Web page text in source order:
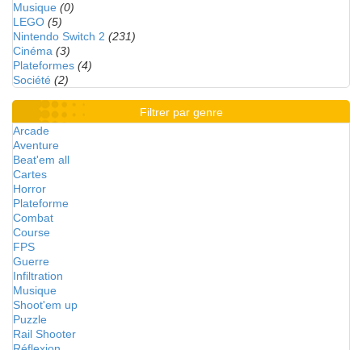
Musique (0)
LEGO (5)
Nintendo Switch 2 (231)
Cinéma (3)
Plateformes (4)
Société (2)
Filtrer par genre
Arcade
Aventure
Beat'em all
Cartes
Horror
Plateforme
Combat
Course
FPS
Guerre
Infiltration
Musique
Shoot'em up
Puzzle
Rail Shooter